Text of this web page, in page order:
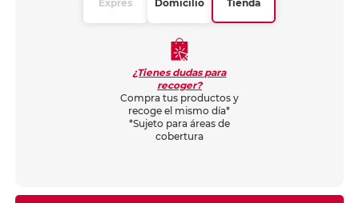
Exprés Domicilio Tienda
¿Tienes dudas para
recoger?
Compra tus productos y
recoge el mismo día*
*Sujeto para áreas de
cobertura